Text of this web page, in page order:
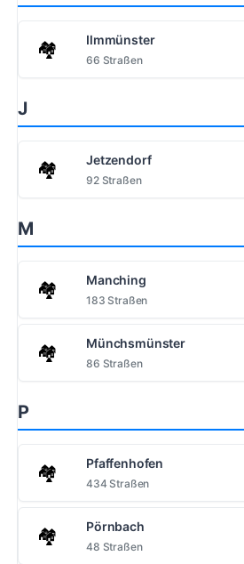
🏘️ Ilmmünster
66 Straßen
J
🏘️ Jetzendorf
92 Straßen
M
🏘️ Manching
183 Straßen
🏘️ Münchsmünster
86 Straßen
P
🏘️ Pfaffenhofen
434 Straßen
🏘️ Pörnbach
48 Straßen